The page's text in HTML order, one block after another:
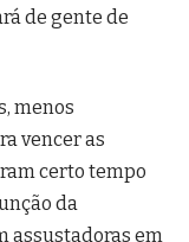
de gente de
menos
vencer as
certo tempo
da
assustadoras em